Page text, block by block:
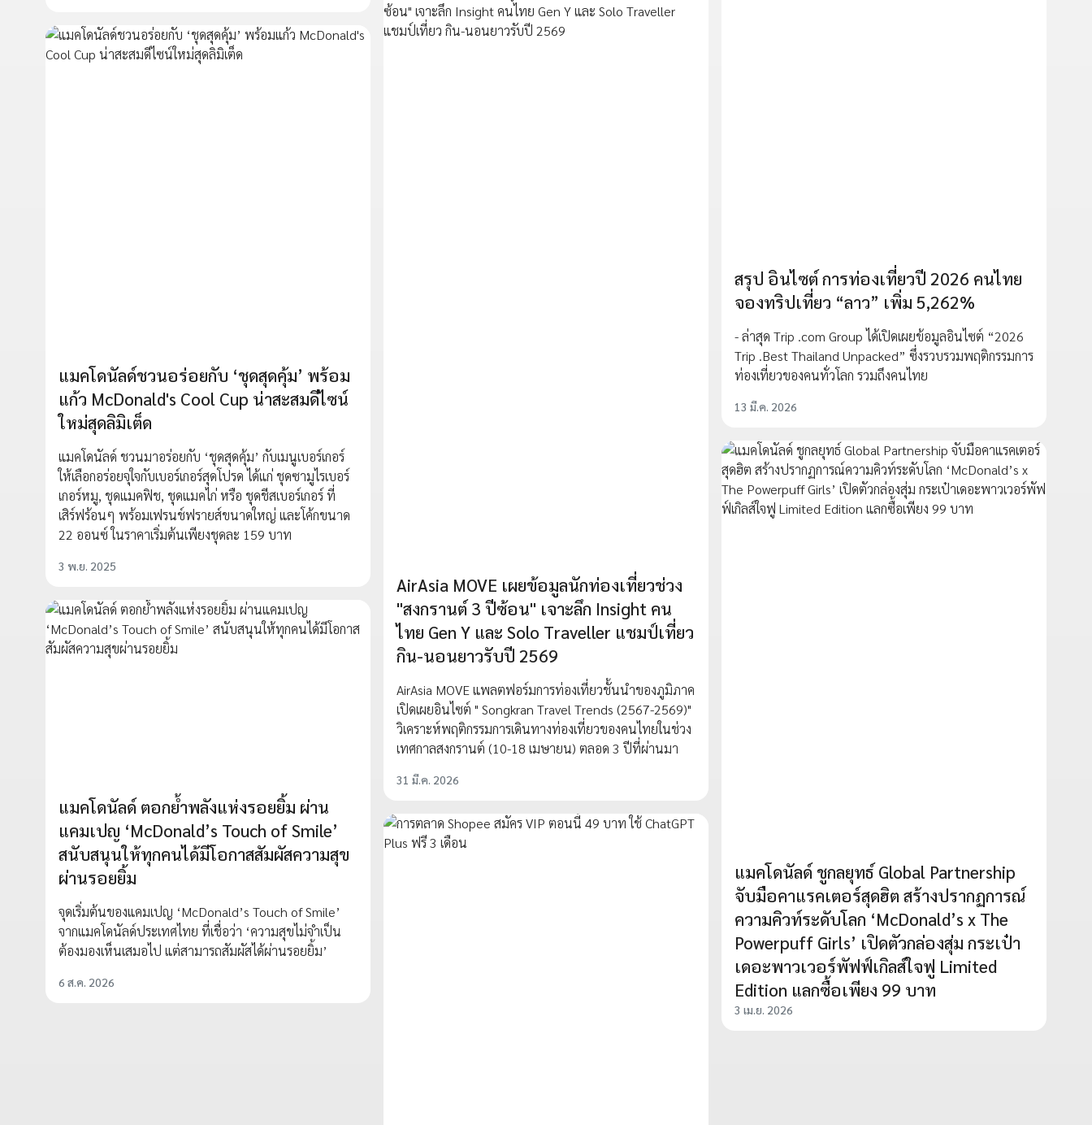
สรุป อินไซต์ การท่องเที่ยวปี 2026 คนไทย
จองทริปเที่ยว “ลาว” เพิ่ม 5,262%
- ล่าสุด Trip .com Group ได้เปิดเผยข้อมูลอินไซต์ “2026
Trip .Best Thailand Unpacked” ซึ่งรวบรวมพฤติกรรมการ
ท่องเที่ยวของคนทั่วโลก รวมถึงคนไทย
13 มี.ค. 2026
AirAsia MOVE เผยข้อมูลนักท่องเที่ยวช่วง
"สงกรานต์ 3 ปีซ้อน" เจาะลึก Insight คน
ไทย Gen Y และ Solo Traveller แชมป์เที่ยว
กิน-นอนยาวรับปี 2569
AirAsia MOVE แพลตฟอร์มการท่องเที่ยวชั้นนำของภูมิภาค
เปิดเผยอินไซต์ " Songkran Travel Trends (2567-2569)"
วิเคราะห์พฤติกรรมการเดินทางท่องเที่ยวของคนไทยในช่วง
เทศกาลสงกรานต์ (10-18 เมษายน) ตลอด 3 ปีที่ผ่านมา
31 มี.ค. 2026
แมคโดนัลด์ชวนอร่อยกับ ‘ชุดสุดคุ้ม’ พร้อม
แก้ว McDonald's Cool Cup น่าสะสมดีไซน์
ใหม่สุดลิมิเต็ด
แมคโดนัลด์ ชวนมาอร่อยกับ ‘ชุดสุดคุ้ม’ กับเมนูเบอร์เกอร์
ให้เลือกอร่อยจุใจกับเบอร์เกอร์สุดโปรด ได้แก่ ชุดซามูไรเบอร์
เกอร์หมู, ชุดแมคฟิช, ชุดแมคไก่ หรือ ชุดชีสเบอร์เกอร์ ที่
เสิร์ฟร้อนๆ พร้อมเฟรนช์ฟรายส์ขนาดใหญ่ และโค้กขนาด
22 ออนซ์ ในราคาเริ่มต้นเพียงชุดละ 159 บาท
3 พ.ย. 2025
แมคโดนัลด์ ชูกลยุทธ์ Global Partnership
จับมือคาแรคเตอร์สุดฮิต สร้างปรากฏการณ์
ความคิวท์ระดับโลก ‘McDonald’s x The
Powerpuff Girls’ เปิดตัวกล่องสุ่ม กระเป๋า
เดอะพาวเวอร์พัฟฟ์เกิลส์ใจฟู Limited
Edition แลกซื้อเพียง 99 บาท
3 เม.ย. 2026
แมคโดนัลด์ ตอกย้ำพลังแห่งรอยยิ้ม ผ่าน
แคมเปญ ‘McDonald’s Touch of Smile’
สนับสนุนให้ทุกคนได้มีโอกาสสัมผัสความสุข
ผ่านรอยยิ้ม
จุดเริ่มต้นของแคมเปญ ‘McDonald’s Touch of Smile’
จากแมคโดนัลด์ประเทศไทย ที่เชื่อว่า ‘ความสุขไม่จำเป็น
ต้องมองเห็นเสมอไป แต่สามารถสัมผัสได้ผ่านรอยยิ้ม’
6 ส.ค. 2026